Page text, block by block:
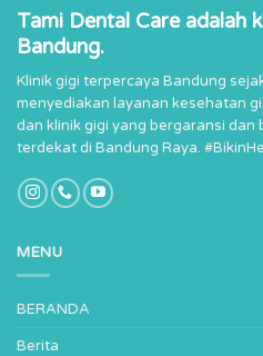
Tami Dental Care adalah
Bandung.
Klinik gigi terpercaya Bandung
menyediakan layanan kesehatan
dan klinik gigi yang bergaransi dan
terdekat di Bandung Raya.
MENU
BERANDA
Berita